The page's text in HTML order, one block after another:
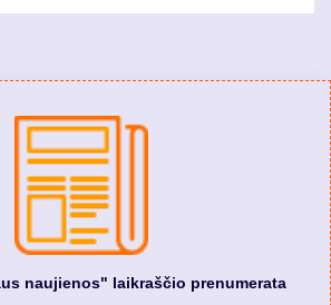
naujienos" laikraščio prenumerata